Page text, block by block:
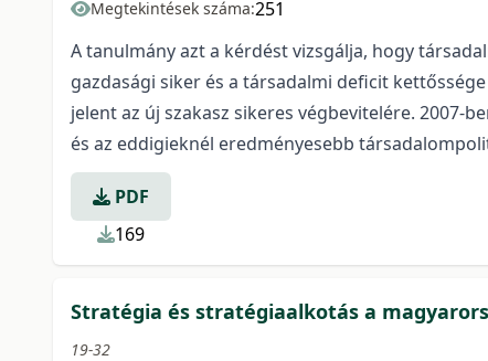
Megtekintések száma:251
A tanulmány azt a kérdést vizsgálja, hogy
gazdasági siker és a társadalmi deficit
jelent az új szakasz sikeres végbevitelére. 2007-
és az eddigieknél eredményesebb
PDF
169
Stratégia és stratégiaalkotás a
19-32